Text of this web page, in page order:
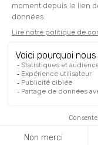
Datu pertsonalak
Erabilera eta
Cliquez-ici pour
cookies